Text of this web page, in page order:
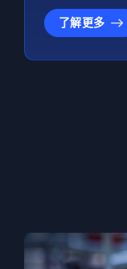
了解更多